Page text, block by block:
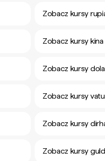
Zobacz kursy
Zobacz kursy
Zobacz kursy
Zobacz kursy
Zobacz kursy
Zobacz kursy